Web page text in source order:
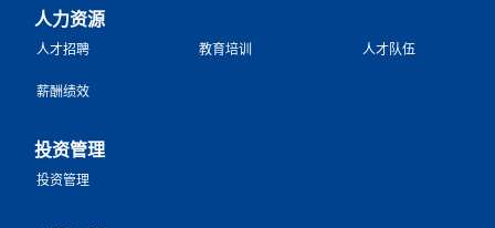
人力资源
人才招聘 教育培训 人才队伍
薪酬绩效
投资管理
投资管理